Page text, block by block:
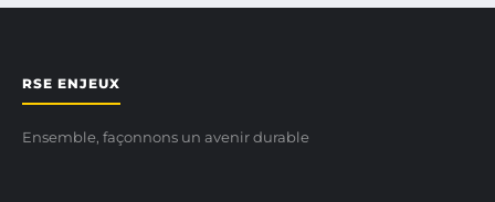
RSE ENJEUX
Ensemble, façonnons un avenir durable